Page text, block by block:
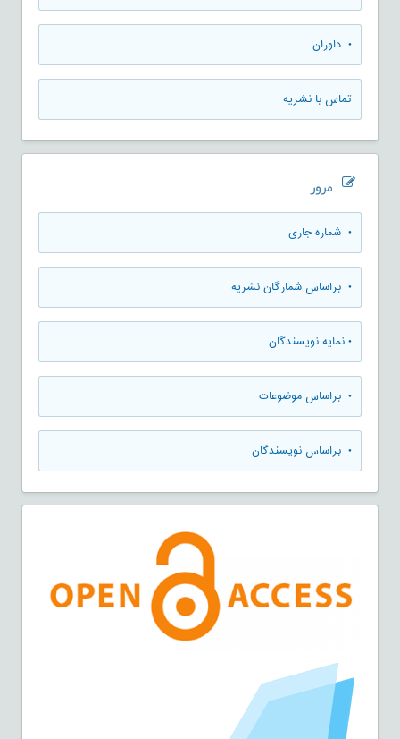
• داوران
تماس با نشریه
مرور
• شماره جاری
• براساس شمارگان نشریه
•نمایه نویسندگان
• براساس موضوعات
• براساس نویسندگان